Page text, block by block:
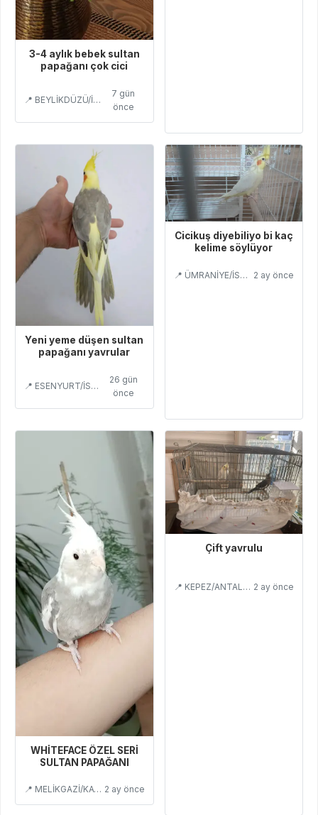
3-4 aylık bebek sultan
papağanı çok cici
📍 BEYLİKDÜZÜ/İSTANBUL
7 gün
önce
Yeni yeme düşen sultan
papağanı yavrular
📍 ESENYURT/İSTANBUL
26 gün
önce
Cicikuş diyebiliyo bi kaç
kelime söylüyor
📍 ÜMRANİYE/İSTANBUL 2 ay önce
WHİTEFACE ÖZEL SERİ
SULTAN PAPAĞANI
📍 MELİKGAZİ/KAYSERİ 2 ay önce
Çift yavrulu
📍 KEPEZ/ANTALYA 2 ay önce